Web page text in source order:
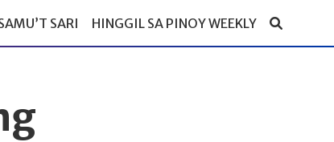
SARI HINGGIL SA PINOY WEEKLY